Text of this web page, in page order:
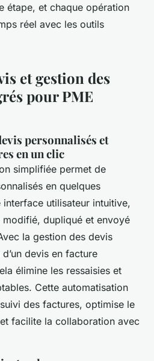
étape, et chaque opération
réel avec les outils
et gestion des
pour PME
personnalisés et
en un clic
simplifiée permet de
en quelques
interface utilisateur intuitive,
dupliqué et envoyé
la gestion des devis
devis en facture
élimine les ressaisies et
Cette automatisation
des factures, optimise le
facilite la collaboration avec